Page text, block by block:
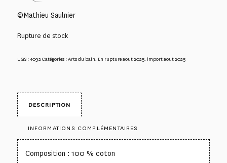
©Mathieu Saulnier
Rupture de stock
UGS :4092Catégories :Arts du bain, En rupture aout 2025, import aout 2025
DESCRIPTION
INFORMATIONS COMPLÉMENTAIRES
Composition : 100 % coton